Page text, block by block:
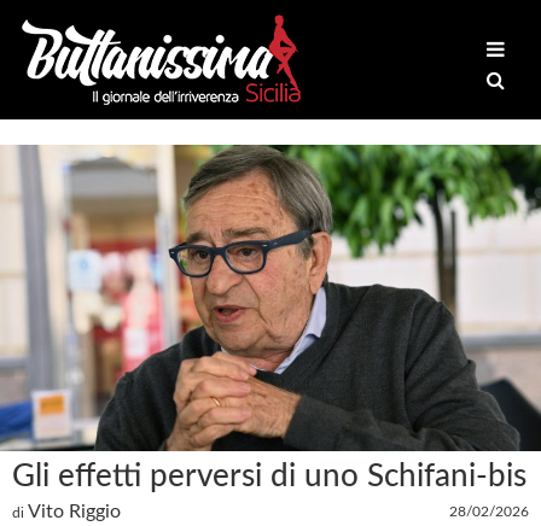
Gli effetti perversi di uno Schifani-bis
di Vito Riggio 28/02/2026